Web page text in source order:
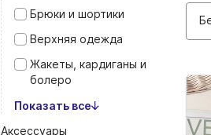
Брюки и шортики
Верхняя одежда
Жакеты, кардиганы и
болеро
Показать все
Аксессуары